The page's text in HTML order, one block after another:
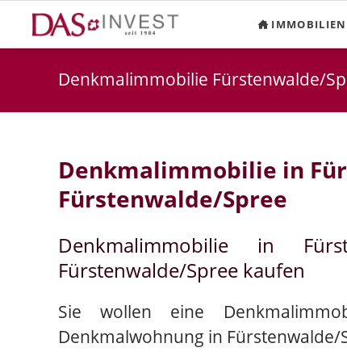
IMMOBILIEN
Denkmalimmobilie Fürstenwalde/
Denkmalimmobilie in
Fürstenwalde/Spree
Denkmalimmobilie in
Fürstenwalde/Spree kaufen
Sie wollen eine
Denkmalwohnung in Fürstenwalde/